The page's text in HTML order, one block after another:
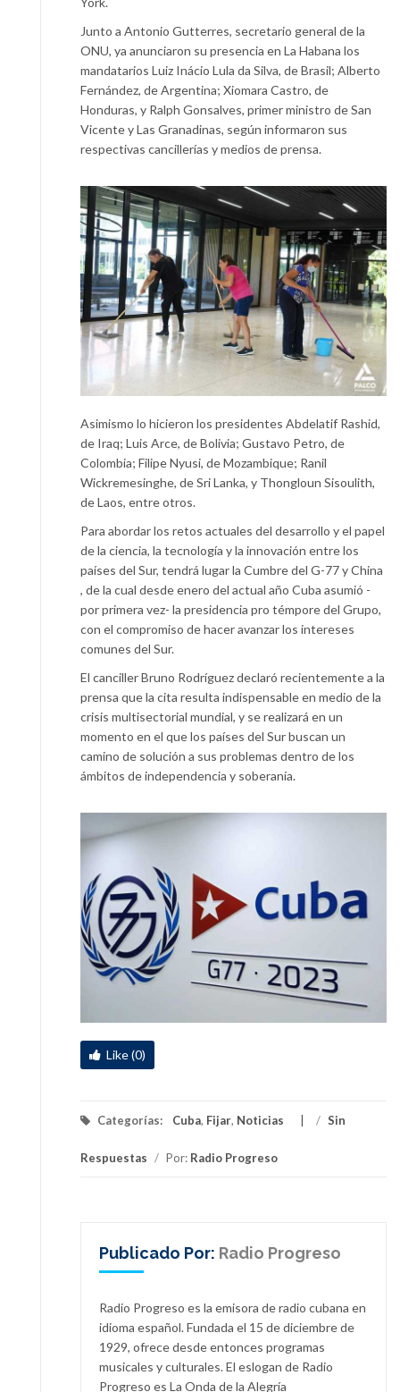
Junto a Antonio Gutterres, secretario general de la
ONU, ya anunciaron su presencia en La Habana los
mandatarios Luiz Inácio Lula da Silva, de Brasil; Alberto
Fernández, de Argentina; Xiomara Castro, de
Honduras, y Ralph Gonsalves, primer ministro de San
Vicente y Las Granadinas, según informaron sus
respectivas cancillerías y medios de prensa.
Asimismo lo hicieron los presidentes Abdelatif Rashid,
de Iraq; Luis Arce, de Bolivia; Gustavo Petro, de
Colombia; Filipe Nyusi, de Mozambique; Ranil
Wickremesinghe, de Sri Lanka, y Thongloun Sisoulith,
de Laos, entre otros.
Para abordar los retos actuales del desarrollo y el papel
de la ciencia, la tecnología y la innovación entre los
países del Sur, tendrá lugar la Cumbre del G-77 y China
, de la cual desde enero del actual año Cuba asumió -
por primera vez- la presidencia pro témpore del Grupo,
con el compromiso de hacer avanzar los intereses
comunes del Sur.
El canciller Bruno Rodríguez declaró recientemente a la
prensa que la cita resulta indispensable en medio de la
crisis multisectorial mundial, y se realizará en un
momento en el que los países del Sur buscan un
camino de solución a sus problemas dentro de los
ámbitos de independencia y soberanía.
Like (0)
Categorías: Cuba, Fijar, Noticias / Sin
Respuestas / Por: Radio Progreso
Publicado Por: Radio Progreso
Radio Progreso es la emisora de radio cubana en
idioma español. Fundada el 15 de diciembre de
1929, ofrece desde entonces programas
musicales y culturales. El eslogan de Radio
Progreso es La Onda de la Alegría